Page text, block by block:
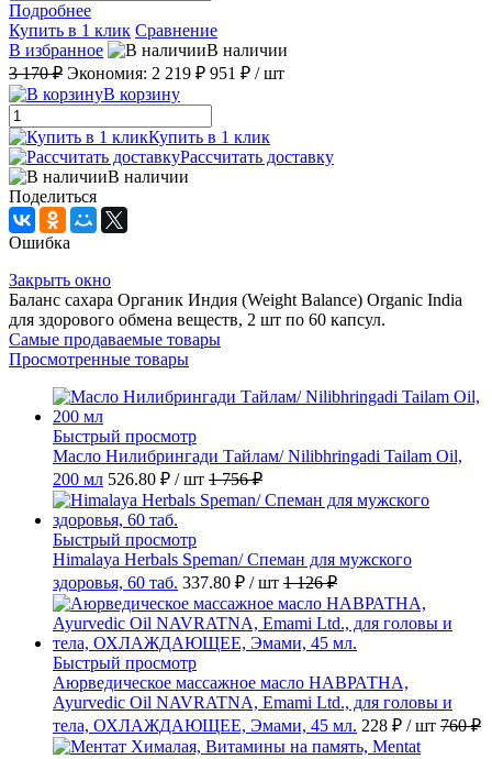
Подробнее
Купить в 1 клик Сравнение
В избранное
В наличии
3 170 ₽ Экономия: 2 219 ₽ 951 ₽ / шт
В корзину
Купить в 1 клик
Рассчитать доставку
В наличии
Поделиться
Ошибка
Закрыть окно
Баланс сахара Органик Индия (Weight Balance) Organic India
для здорового обмена веществ, 2 шт по 60 капсул.
Самые продаваемые товары
Просмотренные товары
Быстрый просмотр
Масло Нилибрингади Тайлам/ Nilibhringadi Tailam Oil,
200 мл 526.80 ₽ / шт 1 756 ₽
Быстрый просмотр
Himalaya Herbals Speman/ Спеман для мужского
здоровья, 60 таб. 337.80 ₽ / шт 1 126 ₽
Быстрый просмотр
Аюрведическое массажное масло НАВРАТНА,
Ayurvedic Oil NAVRATNA, Emami Ltd., для головы и
тела, ОХЛАЖДАЮЩЕЕ, Эмами, 45 мл. 228 ₽ / шт 760 ₽